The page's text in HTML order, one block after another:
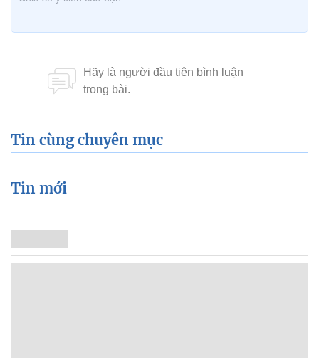
Tin cùng chuyên mục
Tin mới